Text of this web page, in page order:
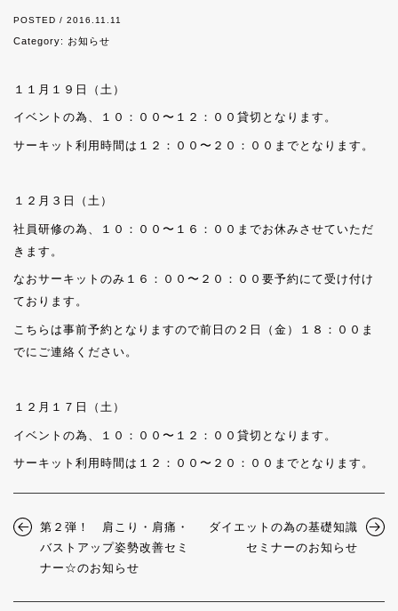
POSTED / 2016.11.11
Category: お知らせ
１１月１９日（土）
イベントの為、１０：００〜１２：００貸切となります。
サーキット利用時間は１２：００〜２０：００までとなります。
１２月３日（土）
社員研修の為、１０：００〜１６：００までお休みさせていただ
きます。
なおサーキットのみ１６：００〜２０：００要予約にて受け付け
ております。
こちらは事前予約となりますので前日の２日（金）１８：００ま
でにご連絡ください。
１２月１７日（土）
イベントの為、１０：００〜１２：００貸切となります。
サーキット利用時間は１２：００〜２０：００までとなります。
第２弾！ 肩こり・肩痛・
バストアップ姿勢改善セミ
ナー☆のお知らせ
ダイエットの為の基礎知識
セミナーのお知らせ